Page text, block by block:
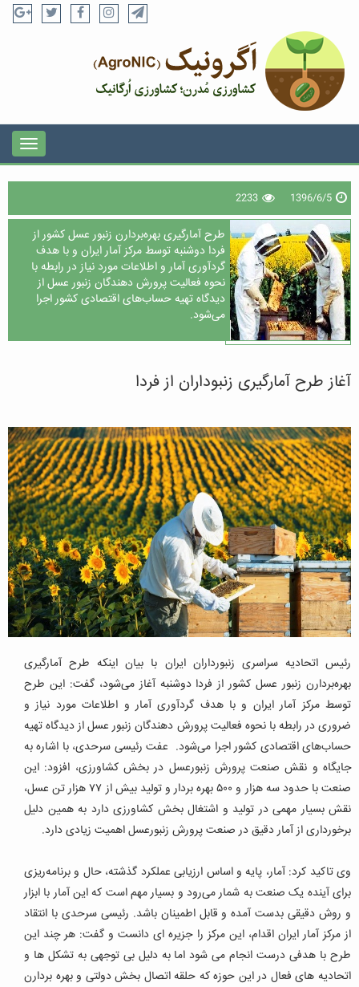
1396/6/5
2233
طرح آمارگیری بهره‌بردارن زنبور عسل کشور از
فردا دوشنبه توسط مرکز آمار ایران و با هدف
گردآوری آمار و اطلاعات مورد نیاز در رابطه با
نحوه فعالیت پرورش دهندگان زنبور عسل از
دیدگاه تهیه حساب‌های اقتصادی کشور اجرا
می‌شود.
آغاز طرح آمارگیری زنبوداران از فردا
رئیس اتحادیه سراسری زنبورداران ایران با بیان اینکه طرح آمارگیری
بهره‌بردارن زنبور عسل کشور از فردا دوشنبه آغاز می‌شود، گفت: این طرح
توسط مرکز آمار ایران و با هدف گردآوری آمار و اطلاعات مورد نیاز و
ضروری در رابطه با نحوه فعالیت پرورش دهندگان زنبور عسل از دیدگاه تهیه
حساب‌های اقتصادی کشور اجرا می‌شود. عفت رئیسی سرحدی، با اشاره به
جایگاه و نقش صنعت پرورش زنبورعسل در بخش کشاورزی، افزود: این
صنعت با حدود سه هزار و ۵۰۰ بهره بردار و تولید بیش از ۷۷ هزار تن عسل،
نقش بسیار مهمی در تولید و اشتغال بخش کشاورزی دارد به همین دلیل
برخورداری از آمار دقیق در صنعت پرورش زنبورعسل اهمیت زیادی دارد.
وی تاکید کرد: آمار، پایه و اساس ارزیابی عملکرد گذشته، حال و برنامه‏‌ریزی
برای آینده یک صنعت به شمار می‌رود و بسیار مهم است که این آمار با ابزار
و روش دقیقی بدست آمده و قابل اطمینان باشد. رئیسی سرحدی با انتقاد
از مرکز آمار ایران اقدام، این مرکز را جزیره ای دانست و گفت: هر چند این
طرح با هدفی درست انجام می شود اما به دلیل بی توجهی به تشکل ها و
اتحادیه های فعال در این حوزه که حلقه اتصال بخش دولتی و بهره بردارن